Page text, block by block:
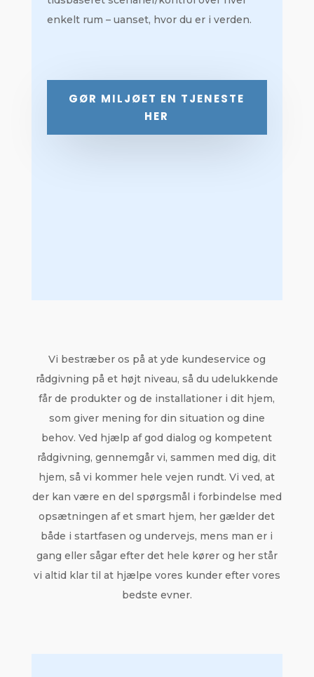
enkelt rum – uanset, hvor du er i verden.
GØR MILJØET EN TJENESTE
HER
Vi bestræber os på at yde kundeservice og
rådgivning på et højt niveau, så du udelukkende
får de produkter og de installationer i dit hjem,
som giver mening for din situation og dine
behov. Ved hjælp af god dialog og kompetent
rådgivning, gennemgår vi, sammen med dig, dit
hjem, så vi kommer hele vejen rundt. Vi ved, at
der kan være en del spørgsmål i forbindelse med
opsætningen af et smart hjem, her gælder det
både i startfasen og undervejs, mens man er i
gang eller sågar efter det hele kører og her står
vi altid klar til at hjælpe vores kunder efter vores
bedste evner.